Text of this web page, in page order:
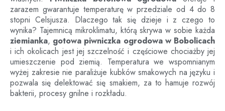
zarazem gwarantuje temperaturę w przedziale od 4 do 8
stopni Celsjusza. Dlaczego tak się dzieje i z czego to
wynika? Tajemnicą mikroklimatu, którą skrywa w sobie każda
ziemianka, gotowa piwniczka ogrodowa w Bobolicach
i ich okolicach jest jej szczelność i częściowe chociażby jej
umieszczenie pod ziemią. Temperatura we wspomnianym
wyżej zakresie nie paraliżuje kubków smakowych na języku i
pozwala się delektować się smakiem, za to hamuje rozwój
bakterii, procesy gnilne i rozkładu.